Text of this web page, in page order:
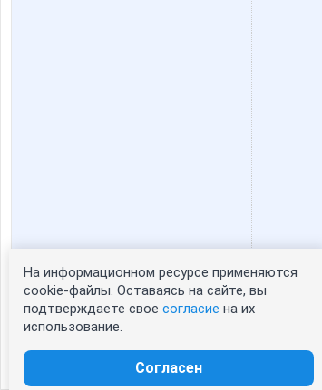
Статистика портрета:
сейчас просматривают портрет - 0
зарегистрированные пользователи
На информационном ресурсе применяются
cookie-файлы. Оставаясь на сайте, вы
подтверждаете свое согласие на их
использование.
Согласен